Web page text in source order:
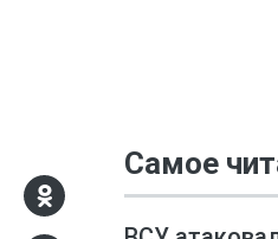
Самое